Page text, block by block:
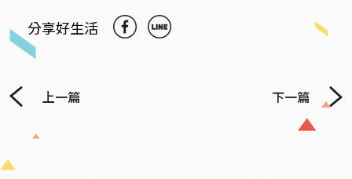
分享好生活
上一篇 下一篇